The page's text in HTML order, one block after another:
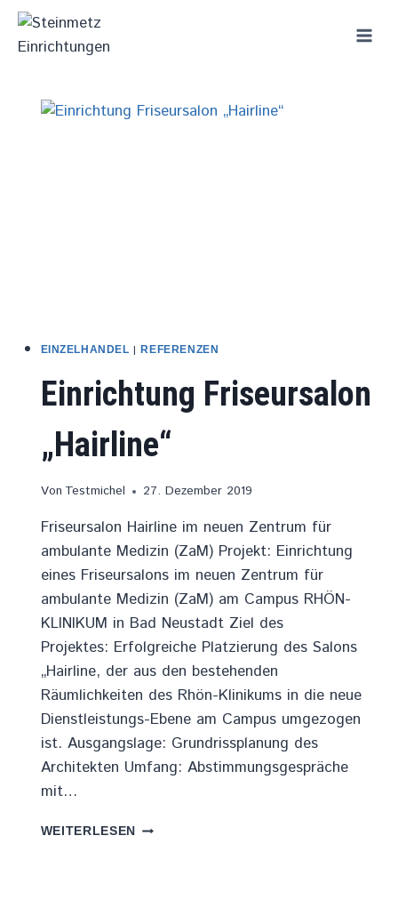
Zum
Inhalt
springen
EINZELHANDEL |REFERENZEN
Einrichtung Friseursalon
„Hairline“
Von Testmichel 27. Dezember 2019
Friseursalon Hairline im neuen Zentrum für
ambulante Medizin (ZaM) Projekt: Einrichtung
eines Friseursalons im neuen Zentrum für
ambulante Medizin (ZaM) am Campus RHÖN-
KLINIKUM in Bad Neustadt Ziel des
Projektes: Erfolgreiche Platzierung des Salons
„Hairline, der aus den bestehenden
Räumlichkeiten des Rhön-Klinikums in die neue
Dienstleistungs-Ebene am Campus umgezogen
ist. Ausgangslage: Grundrissplanung des
Architekten Umfang: Abstimmungsgespräche
mit…
WEITERLESENEINRICHTUNG